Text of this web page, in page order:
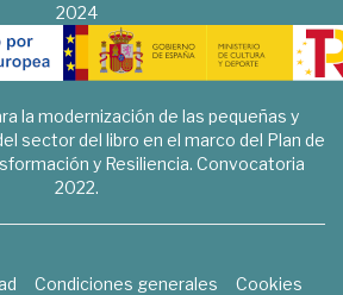
2024
la modernización de las pequeñas y
sector del libro en el marco del Plan de
y Resiliencia. Convocatoria
2022.
Condiciones generales
Cookies